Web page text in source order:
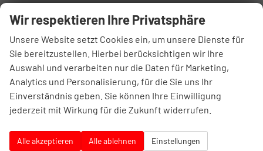
e-Call
Elektrische Fensterheber vorn
vorhanden
Klimaanlage (manuell)
vorhanden
vorhanden
Mittelarmlehne vorn
Rücksitz 60 : 40 geteilt umklappbar
Spiegeln
Wir respektieren Ihre Privatsphäre
Unsere Website setzt Cookies ein, um unsere Dienste für
Sie bereitzustellen. Hierbei berücksichtigen wir Ihre
Auswahl und verarbeiten nur die Daten für Marketing,
Analytics und Personalisierung, für die Sie uns Ihr
Einverständnis geben. Sie können Ihre Einwilligung
jederzeit mit Wirkung für die Zukunft widerrufen.
Alle akzeptieren Alle ablehnen Einstellungen